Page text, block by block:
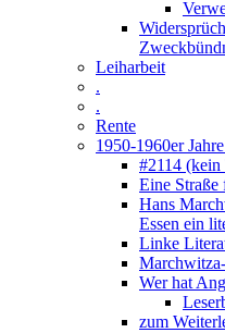
Leiharbeit
.
.
Rente
1950-1960er
#2114
Eine
Hans
Essen ein
Linke
Wer hat
zum